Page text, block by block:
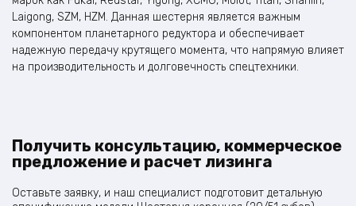
Laigong, SZM, HZM. Данная шестерня является важным
компонентом планетарного редуктора и обеспечивает
надежную передачу крутящего момента, что напрямую влияет
на производительность и долговечность спецтехники.
Получить консультацию, коммерческое
предложение и расчет лизинга
Оставьте заявку, и наш специалист подготовит детальную